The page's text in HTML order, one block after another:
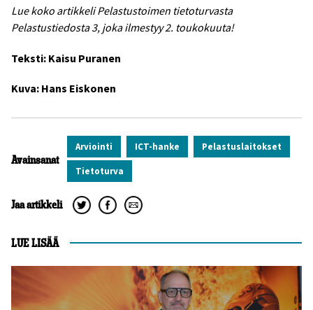
Lue koko artikkeli Pelastustoimen tietoturvasta
Pelastustiedosta 3, joka ilmestyy 2. toukokuuta!
Teksti: Kaisu Puranen
Kuva: Hans Eiskonen
Avainsanat
Arviointi ICT-hanke Pelastuslaitokset
Tietoturva
Jaa artikkeli
LUE LISÄÄ